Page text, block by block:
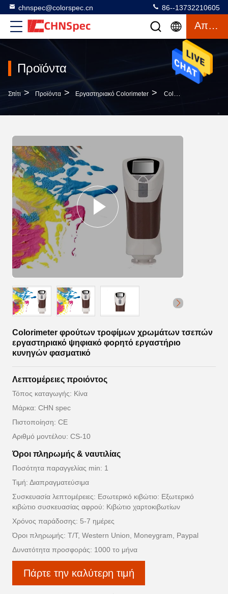
chnspec@colorspec.cn 86--13732210605
Απόσπασμα
Προϊόντα
Σπίτι > Προϊόντα > Εργαστηριακό Colorimeter > Colorimeter Φρούτων Τροφίμων Χρωμάτων Τσεπών Εργαστηριακό Ψηφιακό Φορητό Εργαστήριο Κυνηγών Φασματικό
Colorimeter φρούτων τροφίμων χρωμάτων τσεπών
εργαστηριακό ψηφιακό φορητό εργαστήριο
κυνηγών φασματικό
Λεπτομέρειες προιόντος
Τόπος καταγωγής: Κίνα
Μάρκα: CHN spec
Πιστοποίηση: CE
Αριθμό μοντέλου: CS-10
Όροι πληρωμής & ναυτιλίας
Ποσότητα παραγγελίας min: 1
Τιμή: Διαπραγματεύσιμα
Συσκευασία λεπτομέρειες: Εσωτερικό κιβώτιο: Εξωτερικό
κιβώτιο συσκευασίας αφρού: Κιβώτιο χαρτοκιβωτίων
Χρόνος παράδοσης: 5-7 ημέρες
Όροι πληρωμής: T/T, Western Union, Moneygram, Paypal
Δυνατότητα προσφοράς: 1000 το μήνα
Πάρτε την καλύτερη τιμή